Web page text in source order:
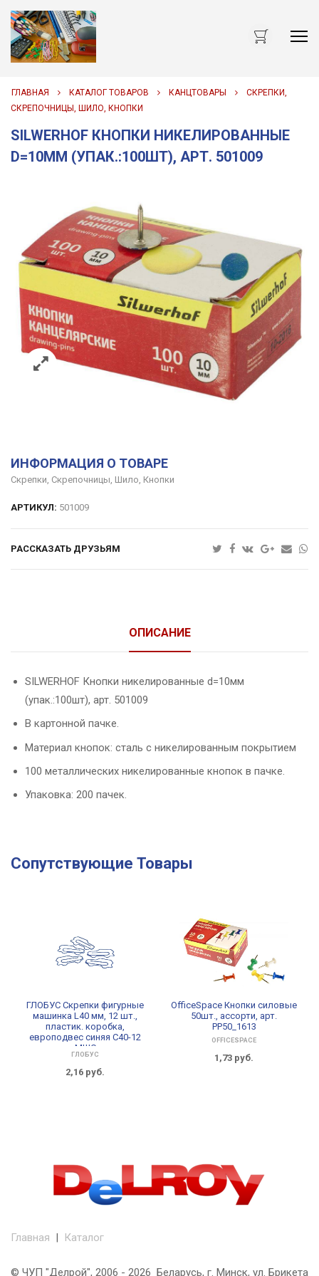
ГЛАВНАЯ КАТАЛОГ ТОВАРОВ КАНЦТОВАРЫ
СКРЕПКИ,
СКРЕПОЧНИЦЫ, ШИЛО, КНОПКИ
SILWERHOF КНОПКИ НИКЕЛИРОВАННЫЕ
D=10ММ (УПАК.:100ШТ), АРТ. 501009
ИНФОРМАЦИЯ О ТОВАРЕ
Скрепки, Скрепочницы, Шило, Кнопки
АРТИКУЛ: 501009
РАССКАЗАТЬ ДРУЗЬЯМ
ОПИСАНИЕ
SILWERHOF Кнопки никелированные d=10мм
(упак.:100шт), арт. 501009
В картонной пачке.
Материал кнопок: сталь с никелированным покрытием
100 металлических никелированные кнопок в пачке.
Упаковка: 200 пачек.
Сопутствующие Товары
ГЛОБУС Скрепки фигурные
машинка L40 мм, 12 шт.,
пластик. коробка,
европодвес синяя С40-12
МШС
ГЛОБУС
2,16 руб.
OfficeSpace Кнопки силовые
50шт., ассорти, арт.
PP50_1613
OFFICESPACE
1,73 руб.
Главная | Каталог
© ЧУП "Делрой", 2006 - 2026 Беларусь, г. Минск, ул. Брикета